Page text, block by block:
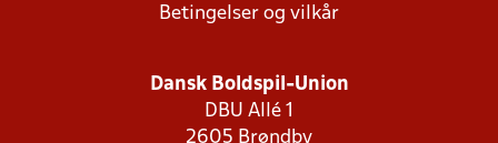
Betingelser og vilkår
Dansk Boldspil-Union
DBU Allé 1
2605 Brøndby